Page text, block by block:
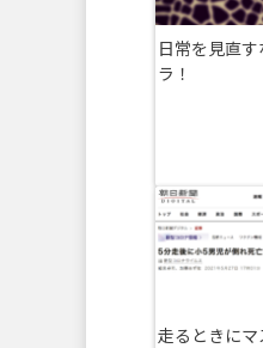
日常を見直す
ラ！
走るときにマ